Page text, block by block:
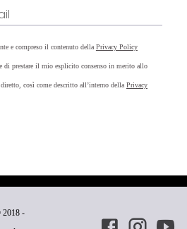
e compreso il contenuto della Privacy Policy
di prestare il mio esplicito consenso in merito allo
così come descritto all’interno della Privacy
2018 -